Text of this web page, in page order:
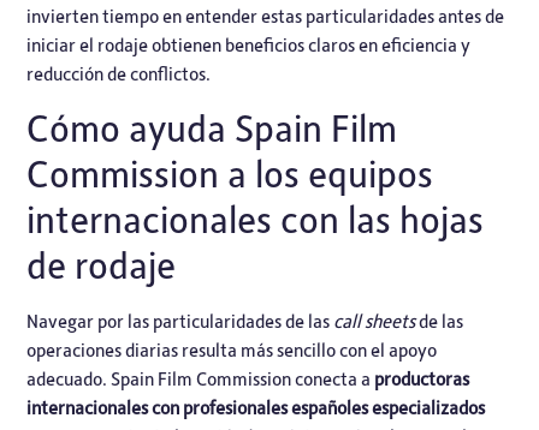
invierten tiempo en entender estas particularidades antes de
iniciar el rodaje obtienen beneficios claros en eficiencia y
reducción de conflictos.
Cómo ayuda Spain Film
Commission a los equipos
internacionales con las hojas
de rodaje
Navegar por las particularidades de las call sheetsde las
operaciones diarias resulta más sencillo con el apoyo
adecuado.Spain Film Commissionconecta a productoras
internacionales con profesionales españoles especializados